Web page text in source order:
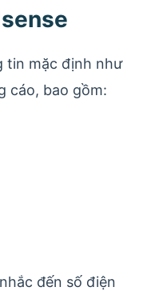
tin mặc định như
cáo, bao gồm:
đến số điện